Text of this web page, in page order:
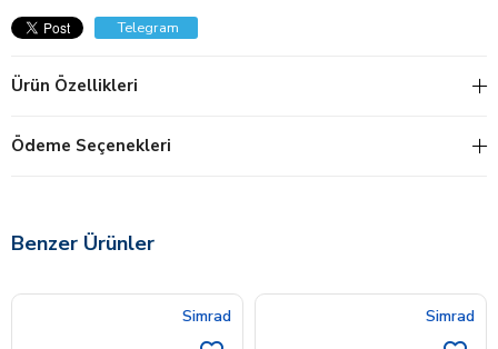
Telegram
Ürün Özellikleri
Ödeme Seçenekleri
Benzer Ürünler
Simrad Simrad